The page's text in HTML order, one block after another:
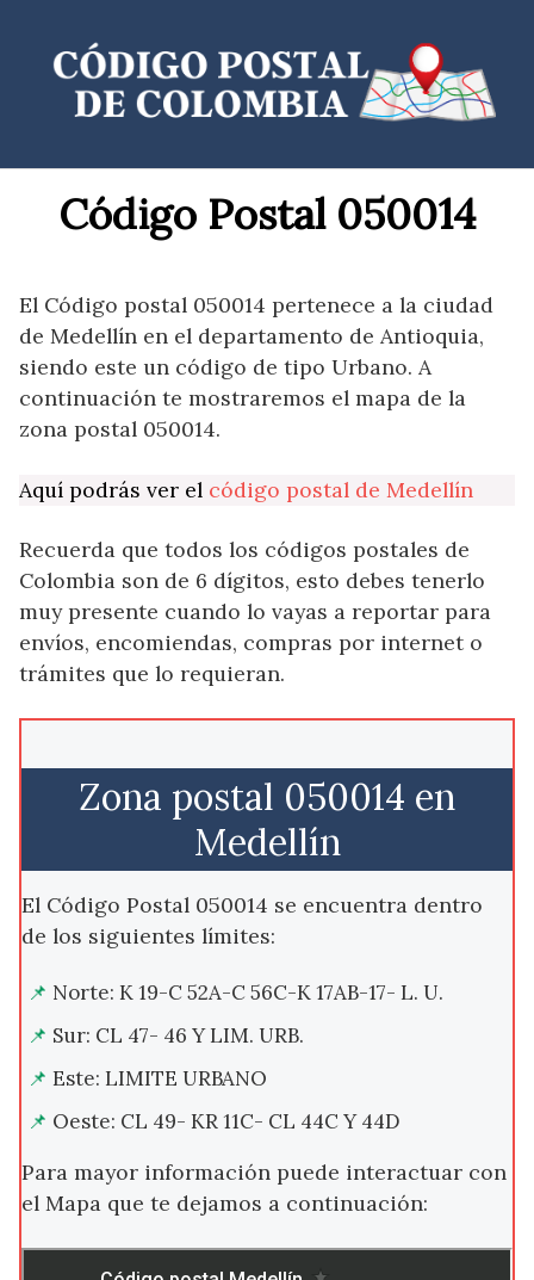
contenido
Código Postal 050014
El Código postal 050014 pertenece a la ciudad
de Medellín en el departamento de Antioquia,
siendo este un código de tipo Urbano. A
continuación te mostraremos el mapa de la
zona postal 050014.
Aquí podrás ver el código postal de Medellín
Recuerda que todos los códigos postales de
Colombia son de 6 dígitos, esto debes tenerlo
muy presente cuando lo vayas a reportar para
envíos, encomiendas, compras por internet o
trámites que lo requieran.
Zona postal 050014 en
Medellín
El Código Postal 050014 se encuentra dentro
de los siguientes límites:
Norte: K 19-C 52A-C 56C-K 17AB-17- L. U.
Sur: CL 47- 46 Y LIM. URB.
Este: LIMITE URBANO
Oeste: CL 49- KR 11C- CL 44C Y 44D
Para mayor información puede interactuar con
el Mapa que te dejamos a continuación: